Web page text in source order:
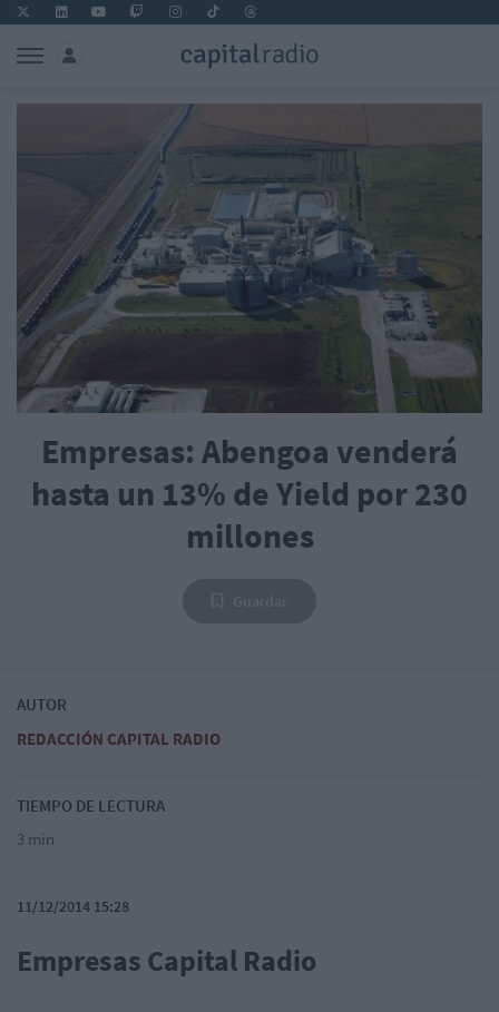
Empresas: Abengoa venderá
hasta un 13% de Yield por 230
millones
AUTOR
REDACCIÓN CAPITAL RADIO
TIEMPO DE LECTURA
3 min
11/12/2014 15:28
Empresas Capital Radio